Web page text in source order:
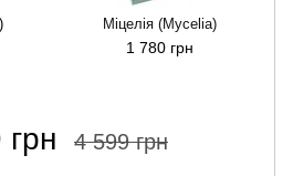
Міцелія (Mycelia)
1 780 грн
4 599 грн